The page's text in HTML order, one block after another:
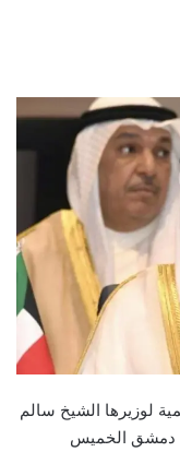
لوزيرها الشيخ سالم
دمشق الخميس